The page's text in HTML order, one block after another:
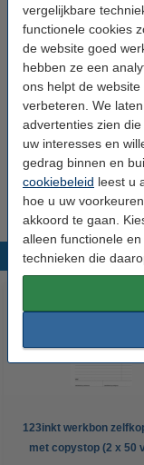
vergelijkbare
functionele cookies
de website goed
hebben ze een
ons helpt de website
verbeteren. We
advertenties zien
uw interesses en
gedrag binnen en
cookiebeleid leest u
hoe u uw
akkoord te gaan.
alleen functionele
technieken die
Winstpakker!
A5 (100
Tip: meebestellen
123inkt
stuks)
€ 4,00
123inkt werkbon
met copystop (2 x 50